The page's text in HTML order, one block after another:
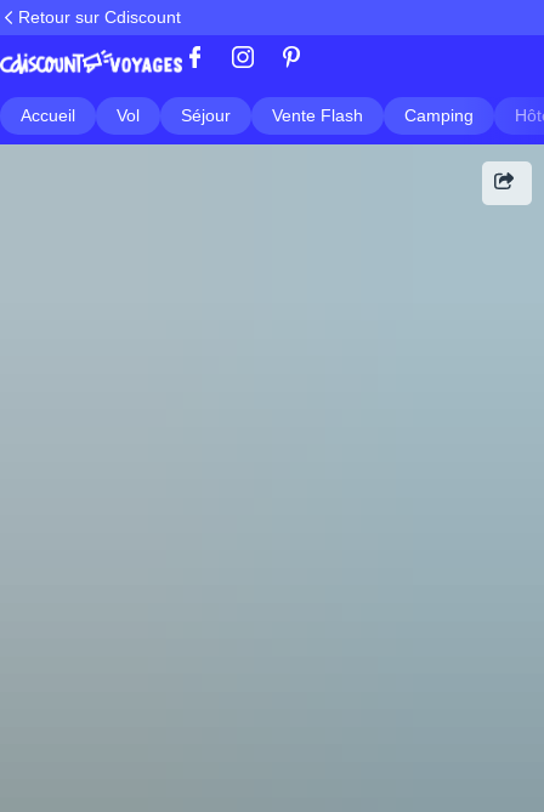
Retour sur Cdiscount
Accueil Vol Séjour Vente Flash Camping